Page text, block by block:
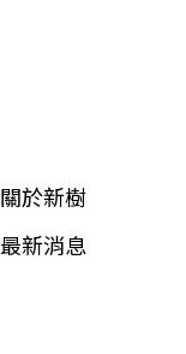
關於新樹
最新消息